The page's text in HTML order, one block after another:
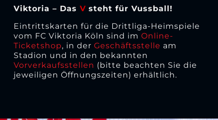
Viktoria – Das V steht für Vussball!
Eintrittskarten für die Drittliga-Heimspiele
vom FC Viktoria Köln sind im Online-
Ticketshop, in der Geschäftsstelle am
Stadion und in den bekannten
Vorverkaufsstellen (bitte beachten Sie die
jeweiligen Öffnungszeiten) erhältlich.